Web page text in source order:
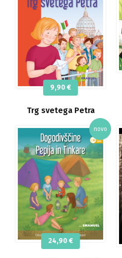
Trg svetega Petra
9,90 €
24,90 €